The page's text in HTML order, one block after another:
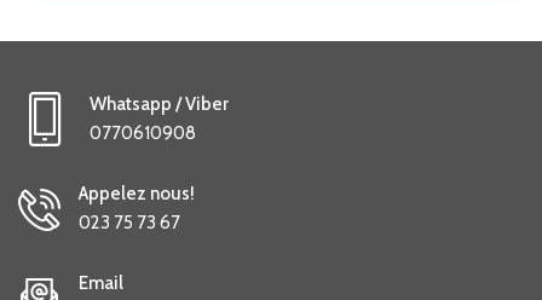
Whatsapp / Viber
0770610908
Appelez nous!
023 75 73 67
Email